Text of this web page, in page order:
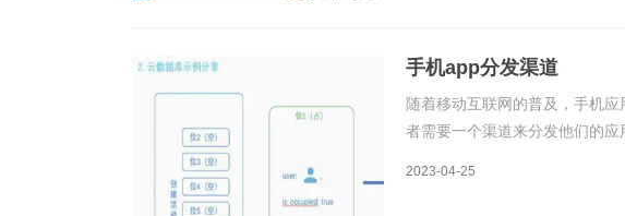
手机app分发渠道
随着移动互联网的普及，手机
者需要一个渠道来分发他们的
几种主要的手机APP分发渠道
2023-04-25